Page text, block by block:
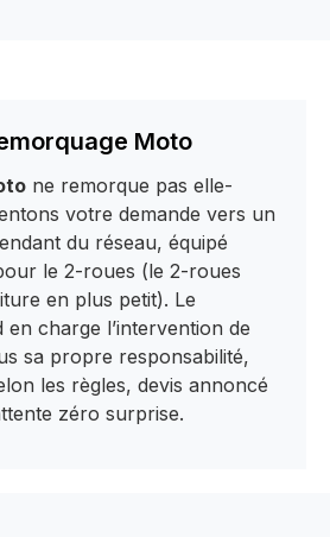
Moto
ne remorque pas elle-
votre demande vers un
du réseau, équipé
le 2-roues (le 2-roues
en plus petit). Le
charge l’intervention de
sa propre responsabilité,
les règles, devis annoncé
zéro surprise.